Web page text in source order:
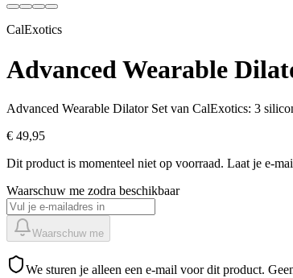
CalExotics
Advanced Wearable
Advanced Wearable Dilator Set van CalExotics: 3
€ 49,95
Dit product is momenteel niet op voorraad. Laat je e-
Waarschuw me zodra beschikbaar
Waarschuw me
We sturen je alleen een e-mail voor dit product.